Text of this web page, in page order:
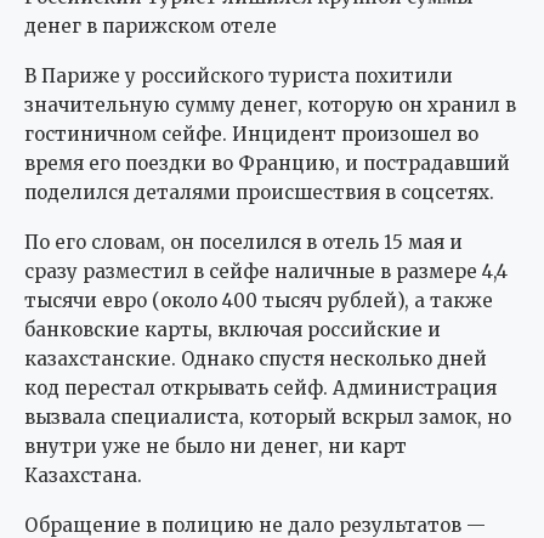
денег в парижском отеле
В Париже у российского туриста похитили
значительную сумму денег, которую он хранил в
гостиничном сейфе. Инцидент произошел во
время его поездки во Францию, и пострадавший
поделился деталями происшествия в соцсетях.
По его словам, он поселился в отель 15 мая и
сразу разместил в сейфе наличные в размере 4,4
тысячи евро (около 400 тысяч рублей), а также
банковские карты, включая российские и
казахстанские. Однако спустя несколько дней
код перестал открывать сейф. Администрация
вызвала специалиста, который вскрыл замок, но
внутри уже не было ни денег, ни карт
Казахстана.
Обращение в полицию не дало результатов —